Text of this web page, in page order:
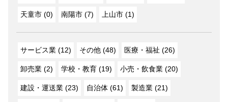
天童市 (0) 南陽市 (7) 上山市 (1)
サービス業 (12) その他 (48) 医療・福祉 (26)
卸売業 (2) 学校・教育 (19) 小売・飲食業 (20)
建設・運送業 (23) 自治体 (61) 製造業 (21)